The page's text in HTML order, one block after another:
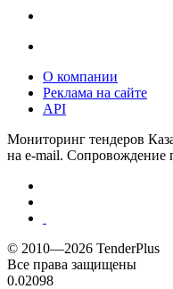
О компании
Реклама на сайте
API
Мониторинг тендеров
на e-mail. Сопровождение
© 2010—2026 TenderPlus
Все права защищены
0.02098